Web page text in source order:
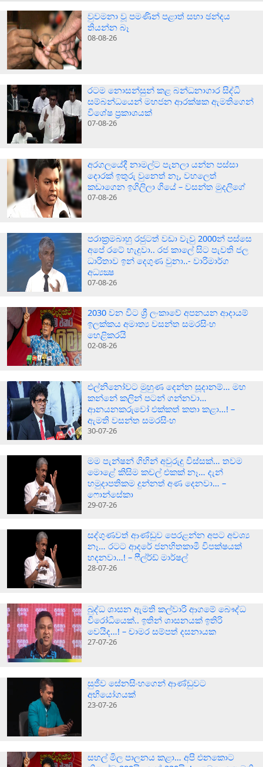
වුවමනා වූ පමණින් පළාත් සභා ඡන්දය
තියන්න බෑ
08-08-26
රටම නොසන්සුන් කළ බන්ධනාගාර සිද්ධි
සම්බන්ධයෙන් මහජන ආරක්ෂක ඇමතිගෙන්
විශේෂ ප්‍රකාශයක්
07-08-26
අරගලයේදී නාමල්ට පැනලා යන්න පස්ස‍ා
දොරක් ඉතුරු වුනෙත් නෑ, වහලෙත්
කඩාගෙන ඉගිලිලා ගියේ – වසන්ත මුදලිගේ
07-08-26
පරාක‍්‍රමබාහු රජුටත් වඩා වැවු 2000න් පස්සෙ
අපේ රටේ හැදුවා.. රජ කාලේ සිට පැවති ජල
ධාරිතාව ඉන් දෙගුණ වුනා..- වාරිමාර්ග
අධ්‍යක්‍ෂ
07-08-26
2030 වන විට ශ්‍රී ලංකාවේ අපනයන ආදායම්
ඉලක්කය අමාත්‍ය වසන්ත සමරසිංහ
හෙළිකරයි
02-08-26
එල්නිනෝවට මුහුණ දෙන්න සූදානම්… මහ
කන්නේ කලින් පටන් ගන්නවා…
ආනයනකරුවෝ එක්කත් කතා කළා…! –
ඇමති වසන්ත සමරසිංහ
30-07-26
මම පැන්ෂන් ගිහින් අවුරුදු විස්සක්… තවම
මොළේ කිසිම කචල් එකක් නෑ… දැන්
හමුදාපතිකම දුන්නත් අණ දෙනවා… –
ෆොන්සේකා
29-07-26
සද්ගුණවත් ආණ්ඩුව පෙරළන්න අපට අවශ්‍ය
නෑ… රටට ආදරේ ජනහිතකාමී විපක්ෂයක්
හදනවා…! – ෆීල්ර්ඩ් මාර්ෂල්
28-07-26
බුද්ධ ශාසන ඇමති කල්වාරි ආගමේ බෞද්ධ
විරෝධියෙක්.. ඉතින් ශාසනයක් ඉතිරි
වෙයිද…! – චාමර සම්පත් දසනායක
27-07-26
සුජීව සේනසිංහගෙන් ආණ්ඩුවට
අභියෝගයක්
23-07-26
සහල් මිල පාලනය කළා… අපි එනකොට